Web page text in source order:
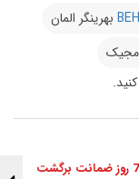
بهرینگر المان
7 روز ضمانت برگشت